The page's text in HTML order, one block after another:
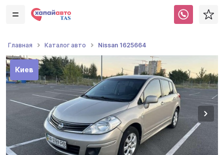
Главная Каталог авто Nissan 1625664
Киев